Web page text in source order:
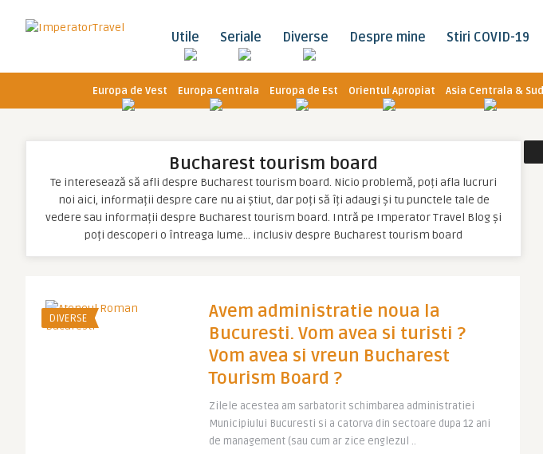
Utile Seriale Diverse Despre mine Stiri COVID-19
Europa de Vest Europa Centrala Europa de Est Orientul Apropiat Asia Centrala & Sud
Bucharest tourism board
Te interesează să afli despre Bucharest tourism board. Nicio problemă, poți afla lucruri
noi aici, informații despre care nu ai știut, dar poți să îți adaugi și tu punctele tale de
vedere sau informații despre Bucharest tourism board. Intră pe Imperator Travel Blog și
poți descoperi o întreaga lume… inclusiv despre Bucharest tourism board
DIVERSE
Avem administratie noua la
Bucuresti. Vom avea si turisti ?
Vom avea si vreun Bucharest
Tourism Board ?
Zilele acestea am sarbatorit schimbarea administratiei
Municipiului Bucuresti si a catorva din sectoare dupa 12 ani
de management (sau cum ar zice englezul ..